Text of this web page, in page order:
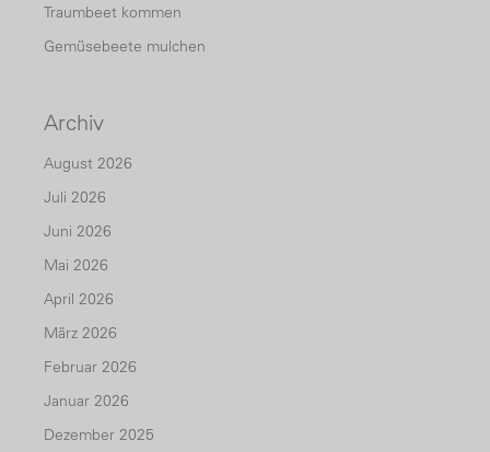
Traumbeet kommen
Gemüsebeete mulchen
Archiv
August 2026
Juli 2026
Juni 2026
Mai 2026
April 2026
März 2026
Februar 2026
Januar 2026
Dezember 2025